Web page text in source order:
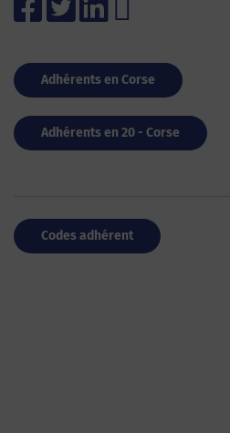
Adhérents en Corse
Adhérents en 20 - Corse
Codes adhérent